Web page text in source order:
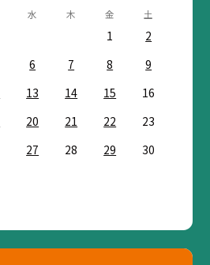
水 木 金 土
1
2
6 7 8
9
13 14 15
16
20 21 22
23
27 28 29
30